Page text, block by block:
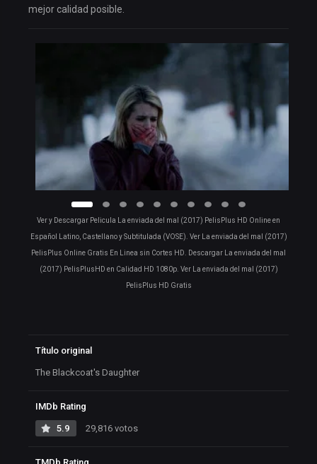
mejor calidad posible.
Ver y Descargar Pelicula La enviada del mal (2017) PelisPlus HD Online en
Español Latino, Castellano y Subtitulada (VOSE). Ver La enviada del mal (2017)
PelisPlus Online Gratis En Linea sin Cortes HD. Descargar La enviada del mal
(2017) PelisPlusHD en Calidad HD 1080p. Ver La enviada del mal (2017)
PelisPlus HD Gratis
Título original
The Blackcoat's Daughter
IMDb Rating
5.9 29,816 votos